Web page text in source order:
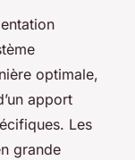
optimale,
apport
Les
grande